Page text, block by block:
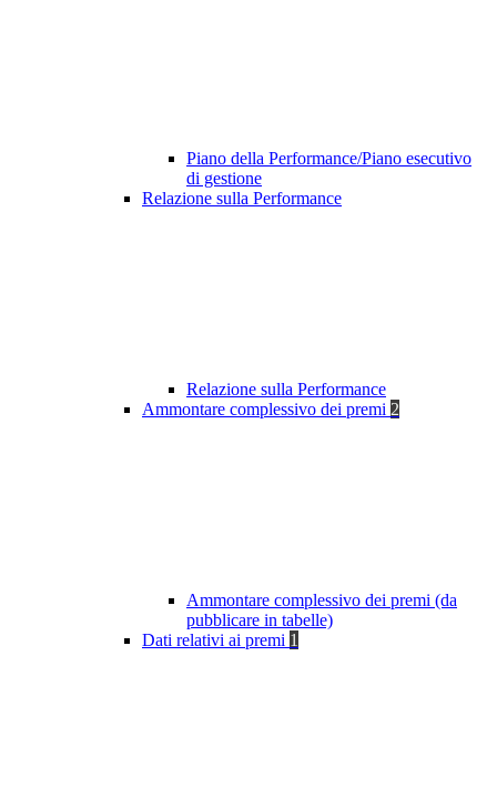
Piano della Performance/Piano esecutivo
di gestione
Relazione sulla Performance
Relazione sulla Performance
Ammontare complessivo dei premi 2
Ammontare complessivo dei premi (da
pubblicare in tabelle)
Dati relativi ai premi 1